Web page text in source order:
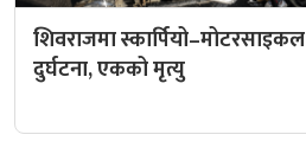
शिवराजमा स्कार्पियो–मोटरसाइकल
दुर्घटना, एकको मृत्यु